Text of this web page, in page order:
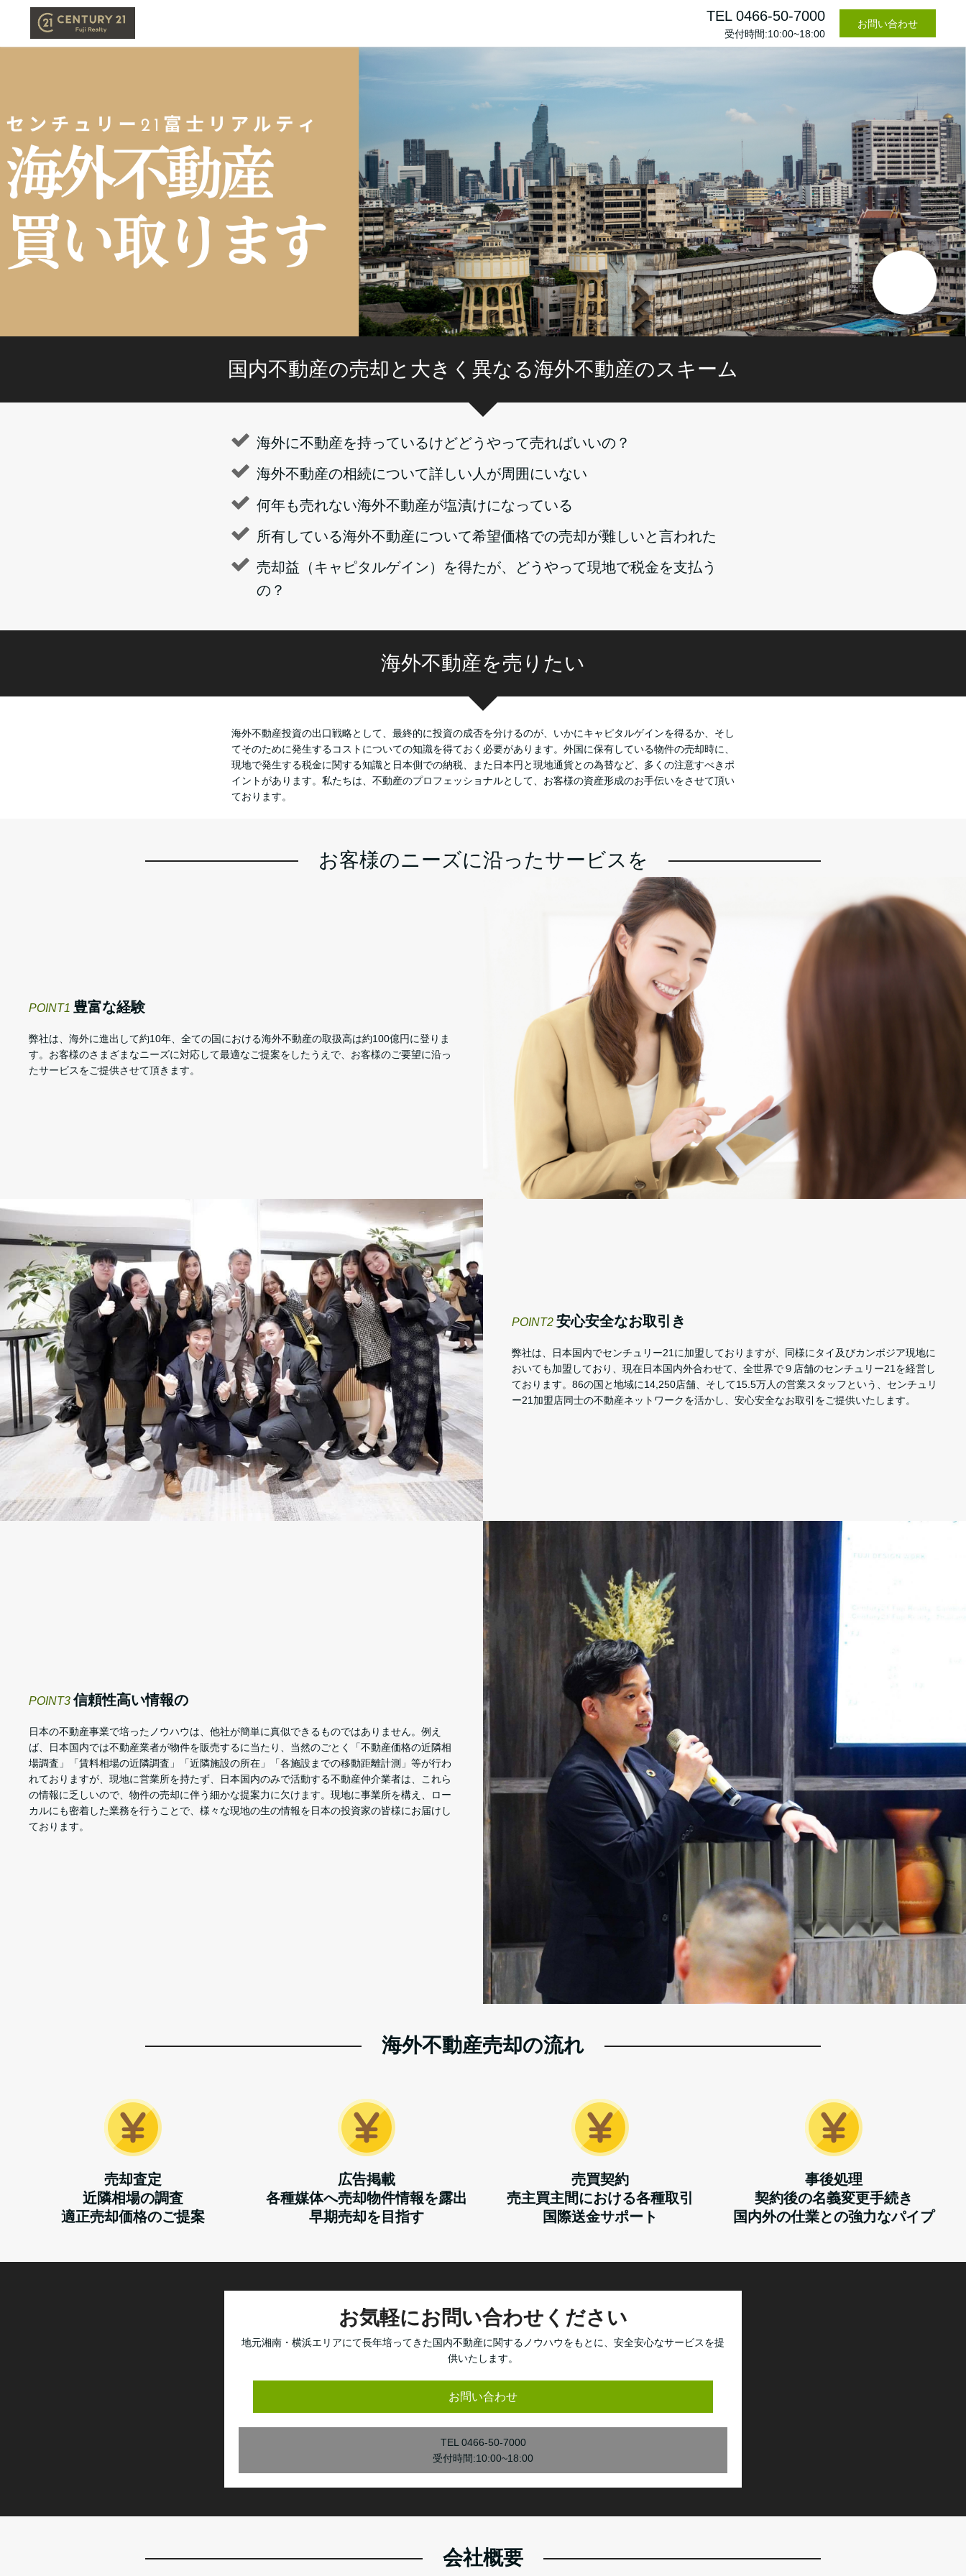
TEL 0466-50-7000
受付時間:10:00~18:00
お問い合わせ
国内不動産の売却と大きく異なる海外不動産のスキーム
海外に不動産を持っているけどどうやって売ればいいの？
海外不動産の相続について詳しい人が周囲にいない
何年も売れない海外不動産が塩漬けになっている
所有している海外不動産について希望価格での売却が難しいと言われた
売却益（キャピタルゲイン）を得たが、どうやって現地で税金を支払う
の？
海外不動産を売りたい
海外不動産投資の出口戦略として、最終的に投資の成否を分けるのが、いかにキャピタルゲインを得るか、そし
てそのために発生するコストについての知識を得ておく必要があります。外国に保有している物件の売却時に、
現地で発生する税金に関する知識と日本側での納税、また日本円と現地通貨との為替など、多くの注意すべきポ
イントがあります。私たちは、不動産のプロフェッショナルとして、お客様の資産形成のお手伝いをさせて頂い
ております。
お客様のニーズに沿ったサービスを
POINT1 豊富な経験
弊社は、海外に進出して約10年、全ての国における海外不動産の取扱高は約100億円に登りま
す。お客様のさまざまなニーズに対応して最適なご提案をしたうえで、お客様のご要望に沿っ
たサービスをご提供させて頂きます。
POINT2 安心安全なお取引き
弊社は、日本国内でセンチュリー21に加盟しておりますが、同様にタイ及びカンボジア現地に
おいても加盟しており、現在日本国内外合わせて、全世界で９店舗のセンチュリー21を経営し
ております。86の国と地域に14,250店舗、そして15.5万人の営業スタッフという、センチュリ
ー21加盟店同士の不動産ネットワークを活かし、安心安全なお取引をご提供いたします。
POINT3 信頼性高い情報の
日本の不動産事業で培ったノウハウは、他社が簡単に真似できるものではありません。例え
ば、日本国内では不動産業者が物件を販売するに当たり、当然のごとく「不動産価格の近隣相
場調査」「賃料相場の近隣調査」「近隣施設の所在」「各施設までの移動距離計測」等が行わ
れておりますが、現地に営業所を持たず、日本国内のみで活動する不動産仲介業者は、これら
の情報に乏しいので、物件の売却に伴う細かな提案力に欠けます。現地に事業所を構え、ロー
カルにも密着した業務を行うことで、様々な現地の生の情報を日本の投資家の皆様にお届けし
ております。
海外不動産売却の流れ
売却査定
近隣相場の調査
適正売却価格のご提案
広告掲載
各種媒体へ売却物件情報を露出
早期売却を目指す
売買契約
売主買主間における各種取引
国際送金サポート
事後処理
契約後の名義変更手続き
国内外の仕業との強力なパイプ
お気軽にお問い合わせください
地元湘南・横浜エリアにて長年培ってきた国内不動産に関するノウハウをもとに、安全安心なサービスを提
供いたします。
お問い合わせ
TEL 0466-50-7000
受付時間:10:00~18:00
会社概要